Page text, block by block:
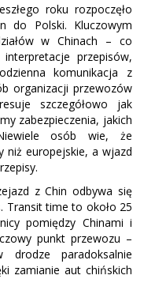
roku rozpoczęło
do Polski. Kluczowym
w Chinach – co
przepisów,
komunikacja z
organizacji przewozów
szczegółowo jak
zabezpieczenia, jakich
osób wie, że
niż europejskie, a wjazd
z Chin odbywa się
Transit time to około 25
pomiędzy Chinami i
punkt przewozu –
paradoksalnie
zamianie aut chińskich